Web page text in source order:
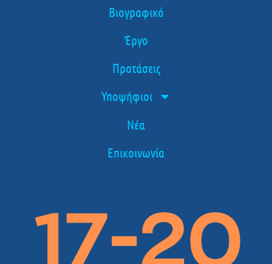
Βιογραφικό
Έργο
Προτάσεις
Υποψήφιοι
Νέα
Επικοινωνία